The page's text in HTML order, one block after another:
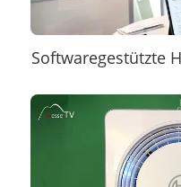
Softwaregestützte